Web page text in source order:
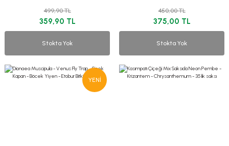
499,90 TL
359,90 TL
Stokta Yok
450,00 TL
375,00 TL
Stokta Yok
YENİ